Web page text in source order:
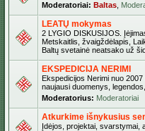
Moderatoriai: Baltas
LEATŲ mokymas
2 LYGIO DISKUSIJOS.
Metskaitlis, žvaigždėlapis,
Baltų svetainė neatsako už
EKSPEDICIJA NERIMI
Ekspedicijos Nerimi nuo
naujausi duomenys,
Moderatorius: Moderatoriai
Atkurkime išnykusius
Įdėjos, projektai, svarstymai,